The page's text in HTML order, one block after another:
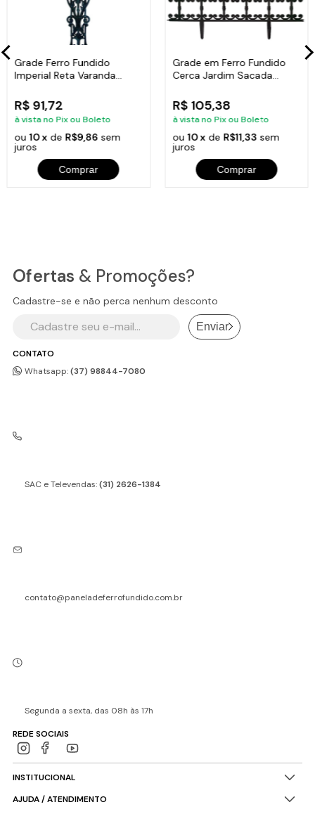
Grade Ferro Fundido
Imperial Reta Varanda
R$ 91,72
à vista no Pix ou Boleto
ou10 x de R$9,86 sem
juros
Comprar
Grade em Ferro Fundido
Cerca Jardim Sacada
R$ 105,38
à vista no Pix ou Boleto
ou 10 x de R$11,33 sem
juros
Comprar
CONTATO
Whatsapp:(37) 98844-7080
SAC e Televendas:(31) 2626-1384
contato@paneladeferrofundido.com.br
Segunda a sexta, das 08h às 17h
REDE SOCIAIS
INSTITUCIONAL
AJUDA / ATENDIMENTO
Ofertas & Promoções?
Cadastre-se e não perca nenhum desconto
Enviar